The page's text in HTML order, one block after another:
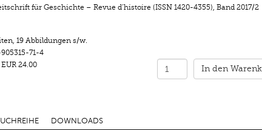
für Geschichte – Revue d’histoire (ISSN 1420-4355), Band 2017/2
, 19 Abbildungen s/w.
71-4
EUR 24.00 In den
DOWNLOADS